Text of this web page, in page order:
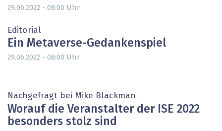
29.06.2022 - 08:00 Uhr
Editorial
Ein Metaverse-Gedankenspiel
29.06.2022 - 08:00 Uhr
Nachgefragt bei Mike Blackman
Worauf die Veranstalter der ISE 2022
besonders stolz sind